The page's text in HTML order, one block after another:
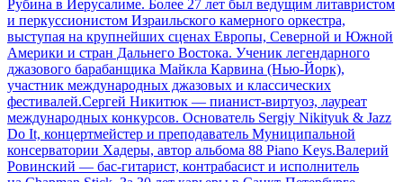
Рубина в Иерусалиме. Более 27 лет был ведущим литавристом
и перкуссионистом Израильского камерного оркестра,
выступая на крупнейших сценах Европы, Северной и Южной
Америки и стран Дальнего Востока. Ученик легендарного
джазового барабанщика Майкла Карвина (Нью-Йорк),
участник международных джазовых и классических
фестивалей.Сергей Никитюк — пианист-виртуоз, лауреат
международных конкурсов. Основатель Sergiy Nikityuk & Jazz
Do It, концертмейстер и преподаватель Муниципальной
консерватории Хадеры, автор альбома 88 Piano Keys.Валерий
Ровинский — бас-гитарист, контрабасист и исполнитель